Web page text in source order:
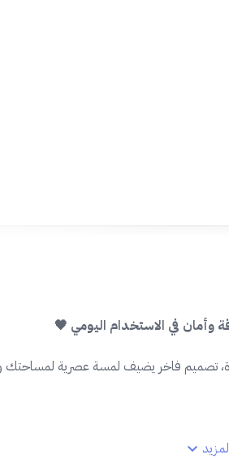
تصميم فاخر يضيف لمسة عصرية لمساحتك